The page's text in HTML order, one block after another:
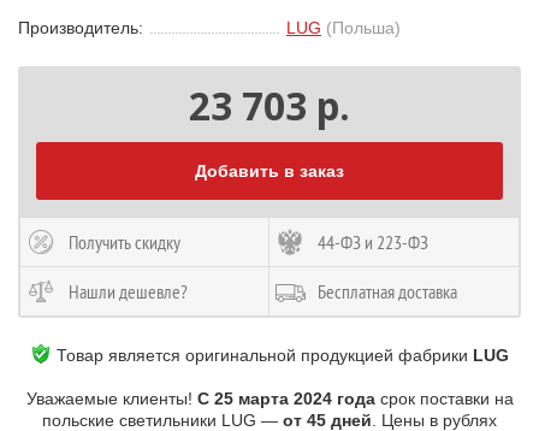
Производитель: LUG (Польша)
23 703 р.
Добавить в заказ
Получить скидку 44-ФЗ и 223-ФЗ
Нашли дешевле? Бесплатная доставка
Товар является оригинальной продукцией фабрики LUG
Уважаемые клиенты! С 25 марта 2024 годасрок поставки на
польские светильники LUG — от 45 дней . Цены в рублях